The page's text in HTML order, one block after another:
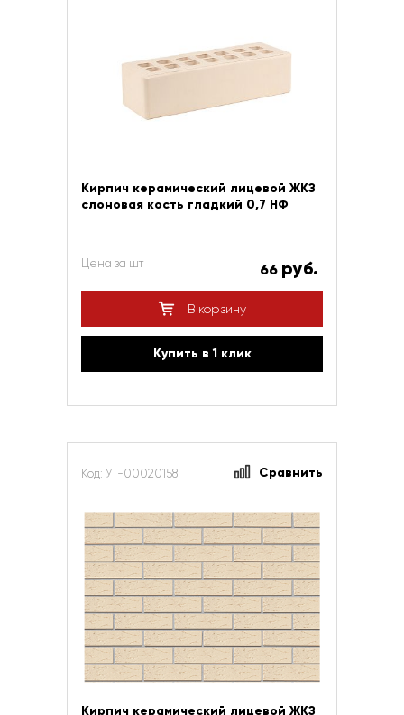
Кирпич керамический лицевой ЖКЗ
слоновая кость гладкий 0,7 НФ
Цена за шт 66 руб.
В корзину
Купить в 1 клик
Код: УТ-00020158 Сравнить
Кирпич керамический лицевой ЖКЗ